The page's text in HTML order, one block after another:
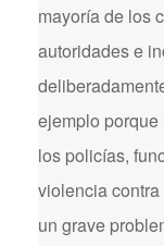
mayoría de los
autoridades e
ejemplo
los policías,
violencia
un grave